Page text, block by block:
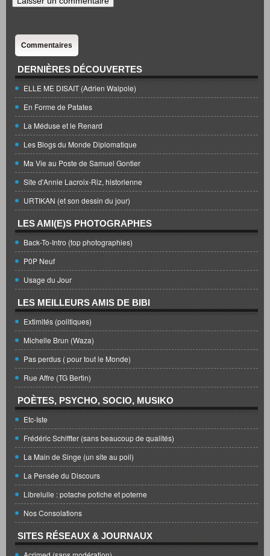
Commentaires
DERNIÈRES DÉCOUVERTES
ELLE ME DISAIT (Adrien Walpole)
En Forme de Patates
La Méduse et le Renard
Les Blogs du Monde Diplomatique
Ma Vie au Poste de Samuel Gontier
Site d'Annie Lacroix-Riz, historienne
URTIKAN (et son dessin du jour)
LES AMI(E)S PHOTOGRAPHES
Back-To-Intro (top photographies)
P0P Neuf
Usage du Jour
LES MEILLEURS AMIS DE BIBI
Extimités (politiques)
Michelle Brun (Waza)
Pas perdus ( pour tout le Monde)
Rue Affre (TG Bertin)
POÈTES, PSYCHO, SOCIO, MUSIKO
Etc-Iste
Frédéric Schiffter (sans beaucoup de qualités)
La Main de Singe (un site au poil)
La Pensée du Discours
Librelulle : potache potiche et poterne
Nos Consolations
SITES RÉSEAUX & JOURNAUX